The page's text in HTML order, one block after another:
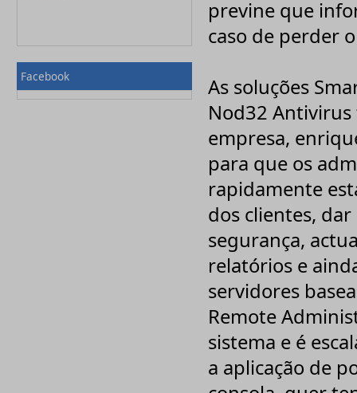
Palisade
PaperCut
PDFlib
Facebook
previne que
caso de perder
As soluções
Nod32
empresa,
para que os
rapidamente
dos clientes,
segurança,
relatórios e
servidores
Remote
sistema e é
a aplicação de